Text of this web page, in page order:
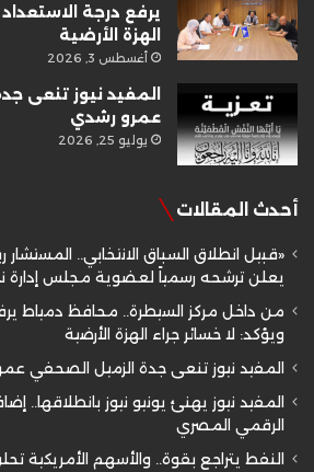
يرفع درجة
الهزة الأرضية
أغسطس 3, 2026
المفيد نيوز تنعى
عمرو رشدي
يوليو 25, 2026
أحدث المقالات
«قبيل انطلاق السباق الانتخابي..
يعلن ترشحه رسمياً لعضوية مجلس إدارة
من داخل مركز السيطرة.. محافظ دمياط
ويؤكد: لا خسائر جراء الهزة الأرضية
المفيد نيوز تنعى جدة الزميل الصحفي
المفيد نيوز يهنئ يونيو نيوز بانطلاقها..
الرقمي المصري
النفط يتراجع بقوة.. والأسهم الأمريكية